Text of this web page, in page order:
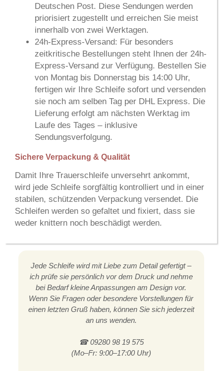
Deutschen Post. Diese Sendungen werden
priorisiert zugestellt und erreichen Sie meist
innerhalb von zwei Werktagen.
24h-Express-Versand: Für besonders
zeitkritische Bestellungen steht Ihnen der 24h-
Express-Versand zur Verfügung. Bestellen Sie
von Montag bis Donnerstag bis 14:00 Uhr,
fertigen wir Ihre Schleife sofort und versenden
sie noch am selben Tag per DHL Express. Die
Lieferung erfolgt am nächsten Werktag im
Laufe des Tages – inklusive
Sendungsverfolgung.
Sichere Verpackung & Qualität
Damit Ihre Trauerschleife unversehrt ankommt,
wird jede Schleife sorgfältig kontrolliert und in einer
stabilen, schützenden Verpackung versendet. Die
Schleifen werden so gefaltet und fixiert, dass sie
weder knittern noch beschädigt werden.
Jede Schleife wird mit Liebe zum Detail gefertigt –
ich prüfe sie persönlich vor dem Druck und nehme
bei Bedarf kleine Anpassungen am Design vor.
Wenn Sie Fragen oder besondere Vorstellungen für
einen letzten Gruß haben, können Sie sich jederzeit
an uns wenden.
☎ 09280 98 19 575
(Mo–Fr: 9:00–17:00 Uhr)